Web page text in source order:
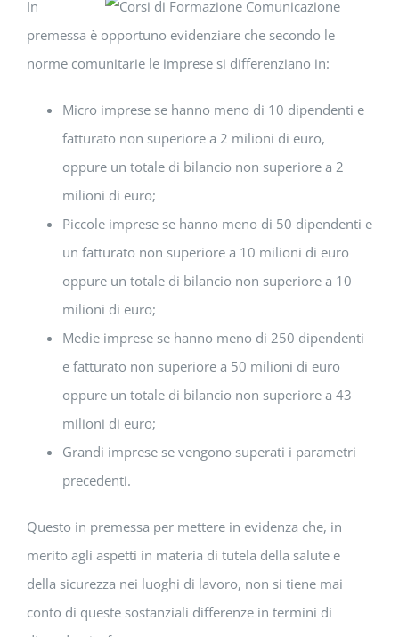
In
premessa è opportuno evidenziare che secondo le
norme comunitarie le imprese si differenziano in:
Micro imprese se hanno meno di 10 dipendenti e
fatturato non superiore a 2 milioni di euro,
oppure un totale di bilancio non superiore a 2
milioni di euro;
Piccole imprese se hanno meno di 50 dipendenti e
un fatturato non superiore a 10 milioni di euro
oppure un totale di bilancio non superiore a 10
milioni di euro;
Medie imprese se hanno meno di 250 dipendenti
e fatturato non superiore a 50 milioni di euro
oppure un totale di bilancio non superiore a 43
milioni di euro;
Grandi imprese se vengono superati i parametri
precedenti.
Questo in premessa per mettere in evidenza che, in
merito agli aspetti in materia di tutela della salute e
della sicurezza nei luoghi di lavoro, non si tiene mai
conto di queste sostanziali differenze in termini di